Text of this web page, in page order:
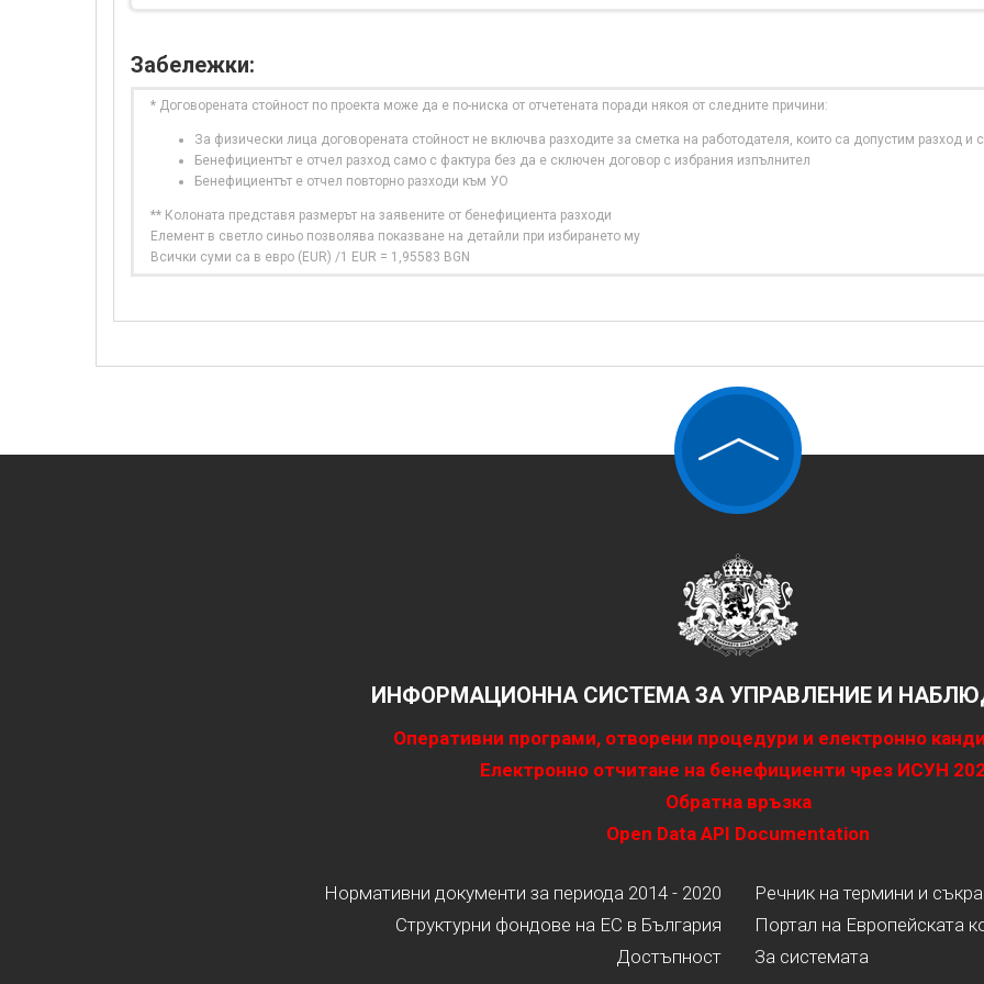
Забележки:
* Договорената стойност по проекта може да е по-ниска от отчетената поради някоя от следните причини:
За физически лица договорената стойност не включва разходите за сметка на работодателя, които са допустим разход и
Бенефициентът е отчел разход само с фактура без да е сключен договор с избрания изпълнител
Бенефициентът е отчел повторно разходи към УО
** Колоната представя размерът на заявените от бенефициента разходи
Елемент в светло синьо позволява показване на детайли при избирането му
Всички суми са в евро (EUR) /1 EUR = 1,95583 BGN
ИНФОРМАЦИОННА СИСТЕМА ЗА УПРАВЛЕНИЕ И
Оперативни програми, отворени процедури и електронно
Електронно отчитане на бенефициенти чрез ИСУН
Обратна връзка
Open Data API Documentation
Нормативни документи за периода 2014 - 2020
Структурни фондове на ЕС в България
Достъпност
Речник на термини и
Портал на Европейската
За системата